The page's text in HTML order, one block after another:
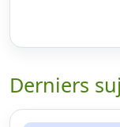
Derniers